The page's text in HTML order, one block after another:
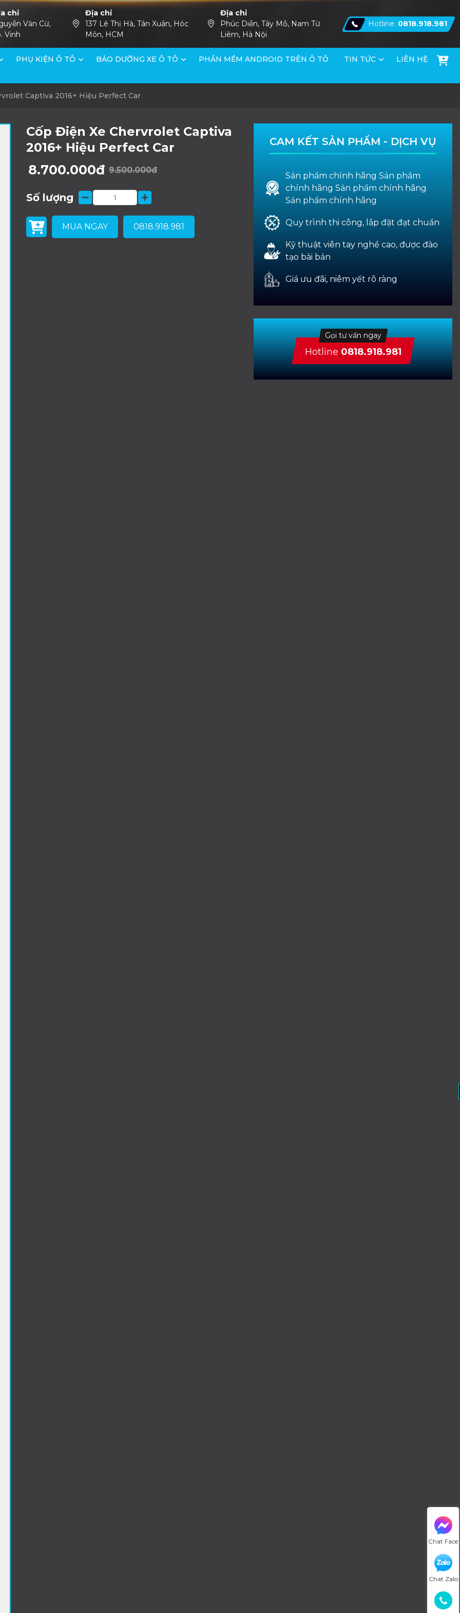
chỉ
Văn Cừ,
Vinh
Địa chỉ
137 Lê Thị Hà, Tân Xuân, Hóc
Môn, HCM
Địa chỉ
Phúc Diễn, Tây Mỗ, Nam Từ
Liêm, Hà Nội
Hotline: 0818.918.981
PHỤ KIỆN Ô TÔ BẢO DƯỠNG XE Ô TÔ PHẦN MỀM ANDROID TRÊN Ô TÔ TIN TỨC LIÊN HỆ
Chat Face
Chat Zalo
Captiva 2016+ Hiệu Perfect Car
Cốp Điện Xe Chervrolet Captiva
2016+ Hiệu Perfect Car
8.700.000đ 9.500.000đ
Số lượng
MUA NGAY 0818.918.981
CAM KẾT SẢN PHẨM - DỊCH VỤ
Sản phẩm chính hãng Sản phẩm
chính hãng Sản phẩm chính hãng
Sản phẩm chính hãng
Quy trình thi công, lắp đặt đạt chuẩn
Kỹ thuật viên tay nghề cao, được đào
tạo bài bản
Giá ưu đãi, niêm yết rõ ràng
Gọi tư vấn ngay
Hotline 0818.918.981